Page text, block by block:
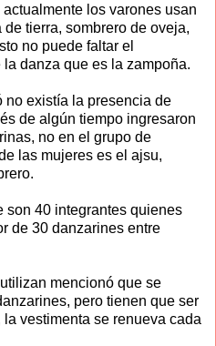
los varones usan
tierra, sombrero de oveja,
no puede faltar el
danza que es la zampoña.
no existía la presencia de
de algún tiempo ingresaron
no en el grupo de
las mujeres es el ajsu,
son 40 integrantes quienes
de 30 danzarines entre
mencionó que se
pero tienen que ser
vestimenta se renueva cada